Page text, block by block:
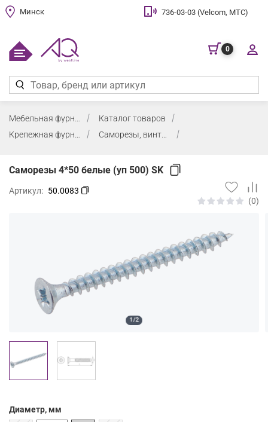
Минск 736-03-03 (Velcom, МТС)
0
Каталог товаров
Крепежная фурнитура, заглушки, воск
Саморезы, винты, шайбы для стекла и евровинты
Саморезы 4*50 белые (уп 500) SK
Артикул: 50.0083
(0)
1/2
Диаметр, мм